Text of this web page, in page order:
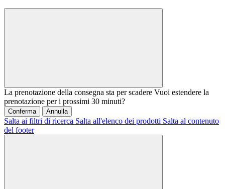
La prenotazione della consegna sta per scadere Vuoi estendere la
prenotazione per i prossimi 30 minuti?
Conferma Annulla
Salta ai filtri di ricerca Salta all'elenco dei prodotti Salta al contenuto
del footer